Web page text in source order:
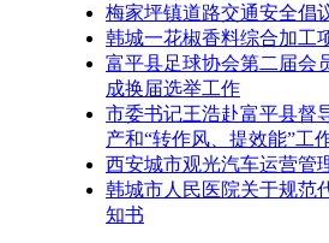
梅家坪镇道路交通安全倡
韩城一花椒香料综合加工
富平县足球协会第二届会
成换届选举工作
市委书记王浩赴富平县督
产和“转作风、提效能”工
西安城市观光汽车运营管
韩城市人民医院关于规范
知书